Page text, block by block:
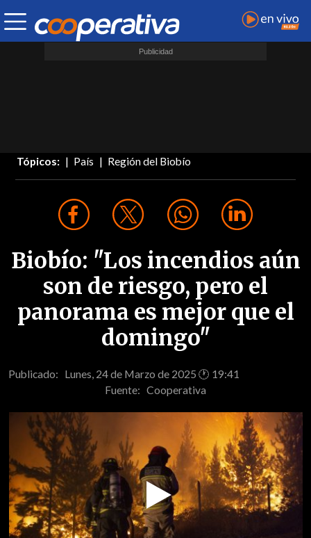
Tópicos: País Región del Biobío
Biobío: "Los incendios aún
son de riesgo, pero el
panorama es mejor que el
domingo"
Publicado: Lunes, 24 de Marzo de 2025 🕐 19:41
Fuente: Cooperativa
Play
Video